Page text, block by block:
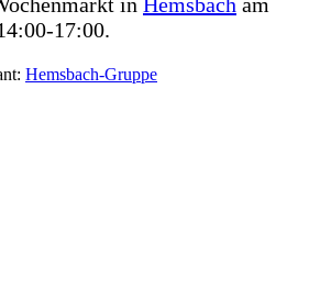
17:00.
Hemsbach-Gruppe